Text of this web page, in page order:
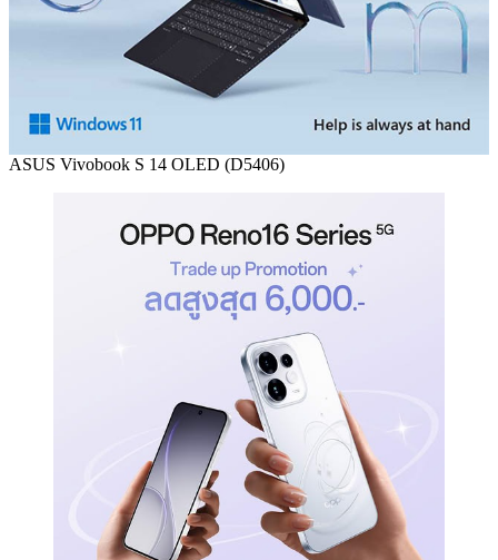
ASUS Vivobook S 14 OLED (D5406)